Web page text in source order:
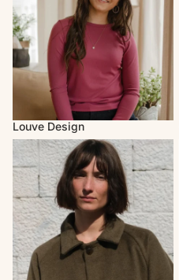
Louve Design
Atelier B